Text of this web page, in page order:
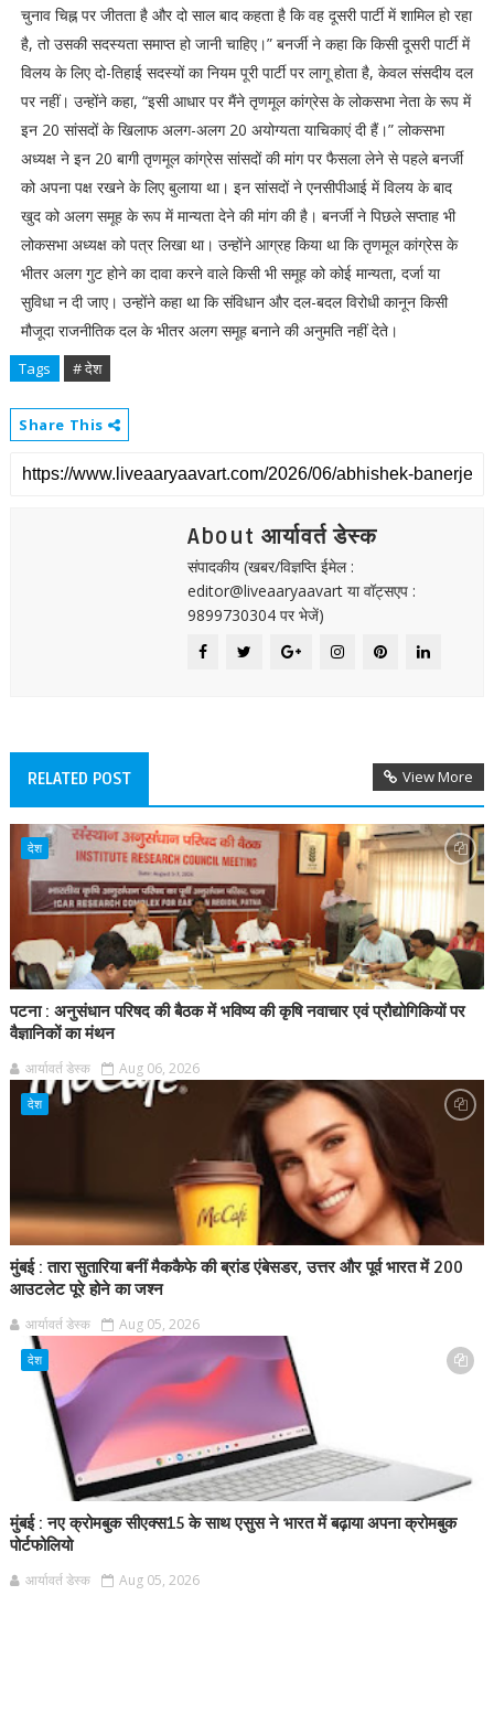
चुनाव चिह्न पर जीतता है और दो साल बाद कहता है कि वह दूसरी पार्टी में शामिल हो रहा
है, तो उसकी सदस्यता समाप्त हो जानी चाहिए।” बनर्जी ने कहा कि किसी दूसरी पार्टी में
विलय के लिए दो-तिहाई सदस्यों का नियम पूरी पार्टी पर लागू होता है, केवल संसदीय दल
पर नहीं। उन्होंने कहा, “इसी आधार पर मैंने तृणमूल कांग्रेस के लोकसभा नेता के रूप में
इन 20 सांसदों के खिलाफ अलग-अलग 20 अयोग्यता याचिकाएं दी हैं।” लोकसभा
अध्यक्ष ने इन 20 बागी तृणमूल कांग्रेस सांसदों की मांग पर फैसला लेने से पहले बनर्जी
को अपना पक्ष रखने के लिए बुलाया था। इन सांसदों ने एनसीपीआई में विलय के बाद
खुद को अलग समूह के रूप में मान्यता देने की मांग की है। बनर्जी ने पिछले सप्ताह भी
लोकसभा अध्यक्ष को पत्र लिखा था। उन्होंने आग्रह किया था कि तृणमूल कांग्रेस के
भीतर अलग गुट होने का दावा करने वाले किसी भी समूह को कोई मान्यता, दर्जा या
सुविधा न दी जाए। उन्होंने कहा था कि संविधान और दल-बदल विरोधी कानून किसी
मौजूदा राजनीतिक दल के भीतर अलग समूह बनाने की अनुमति नहीं देते।
Tags # देश
Share This
About आर्यावर्त डेस्क
संपादकीय (खबर/विज्ञप्ति ईमेल :
editor@liveaaryaavart या वॉट्सएप :
9899730304 पर भेजें)
RELATED POST View More
देश
पटना : अनुसंधान परिषद की बैठक में भविष्य की कृषि नवाचार एवं प्रौद्योगिकियों पर
वैज्ञानिकों का मंथन
आर्यावर्त डेस्क Aug 06, 2026
देश
मुंबई : तारा सुतारिया बनीं मैककैफे की ब्रांड एंबेसडर, उत्तर और पूर्व भारत में 200
आउटलेट पूरे होने का जश्न
आर्यावर्त डेस्क Aug 05, 2026
देश
मुंबई : नए क्रोमबुक सीएक्स15 के साथ एसुस ने भारत में बढ़ाया अपना क्रोमबुक
पोर्टफोलियो
आर्यावर्त डेस्क Aug 05, 2026